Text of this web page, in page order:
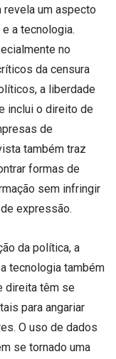
um aspecto
a tecnologia.
no
da censura
a liberdade
inclui o direito de
de
também traz
formas de
sem infringir
expressão.
da política, a
tecnologia também
direita têm se
para angariar
O uso de dados
se tornado uma